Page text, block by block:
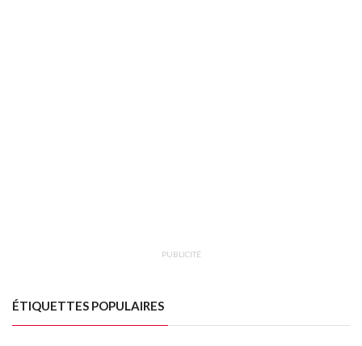
PUBLICITÉ
ÉTIQUETTES POPULAIRES